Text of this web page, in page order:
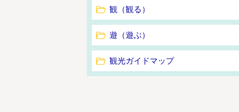
観（観る）
遊（遊ぶ）
観光ガイドマップ